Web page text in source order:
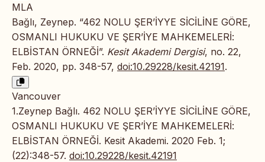
MLA
Bağlı, Zeynep. “462 NOLU ŞER’İYYE SİCİLİNE GÖRE,
OSMANLI HUKUKU VE ŞER’İYE MAHKEMELERİ:
ELBİSTAN ÖRNEĞİ”. Kesit Akademi Dergisi, no. 22,
Feb. 2020, pp. 348-57, doi:10.29228/kesit.42191.
Vancouver
1.Zeynep Bağlı. 462 NOLU ŞER’İYYE SİCİLİNE GÖRE,
OSMANLI HUKUKU VE ŞER’İYE MAHKEMELERİ:
ELBİSTAN ÖRNEĞİ. Kesit Akademi. 2020 Feb. 1;
(22):348-57. doi:10.29228/kesit.42191